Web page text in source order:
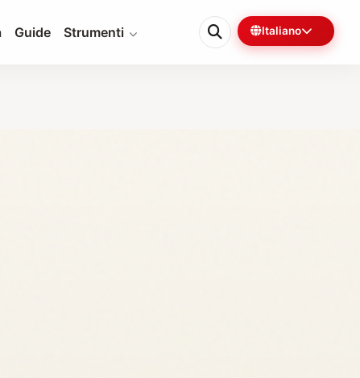
Guide Strumenti Italiano